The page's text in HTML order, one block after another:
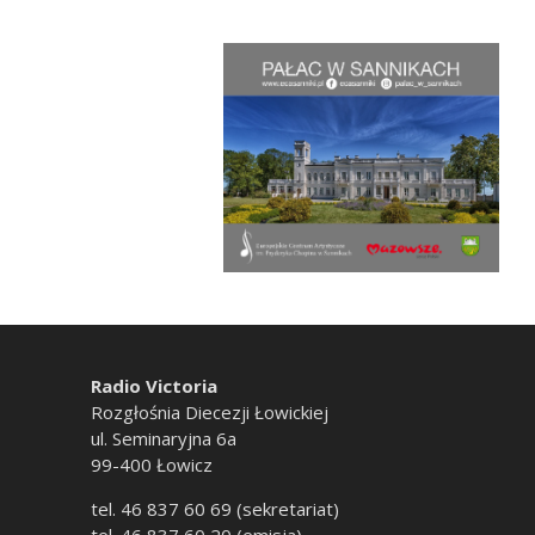
Radio Victoria
Rozgłośnia Diecezji Łowickiej
ul. Seminaryjna 6a
99-400 Łowicz
tel. 46 837 60 69 (sekretariat)